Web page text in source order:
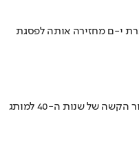
י-ם מחזירה אותה לפסגת
איך אסם הפכה את תקופת הצנע והמחסור הקשה של שנות ה-40 למותג